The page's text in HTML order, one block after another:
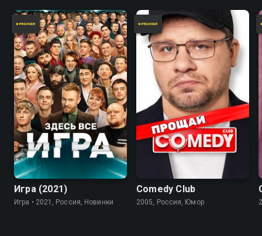
7.8
Игра (2021)
Игра • 2021, Россия, Новинки
Comedy Club
2005, Россия, Юмор